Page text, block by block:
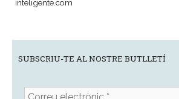
SUBSCRIU-TE AL NOSTRE BUTLLETÍ
Correu